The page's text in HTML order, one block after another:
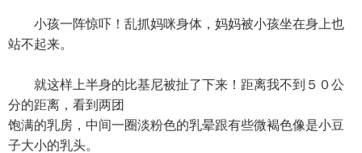
小孩一阵惊吓！乱抓妈咪身体，妈妈被小孩坐在身上也
站不起来。
就这样上半身的比基尼被扯了下来！距离我不到５０公
分的距离，看到两团
饱满的乳房，中间一圈淡粉色的乳晕跟有些微褐色像是小豆
子大小的乳头。